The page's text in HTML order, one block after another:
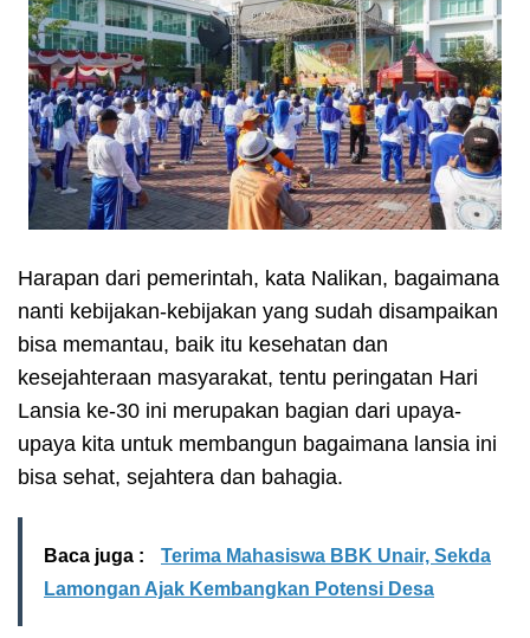
Harapan dari pemerintah, kata Nalikan, bagaimana
nanti kebijakan-kebijakan yang sudah disampaikan
bisa memantau, baik itu kesehatan dan
kesejahteraan masyarakat, tentu peringatan Hari
Lansia ke-30 ini merupakan bagian dari upaya-
upaya kita untuk membangun bagaimana lansia ini
bisa sehat, sejahtera dan bahagia.
Baca juga :
Terima Mahasiswa BBK Unair, Sekda
Lamongan Ajak Kembangkan Potensi Desa